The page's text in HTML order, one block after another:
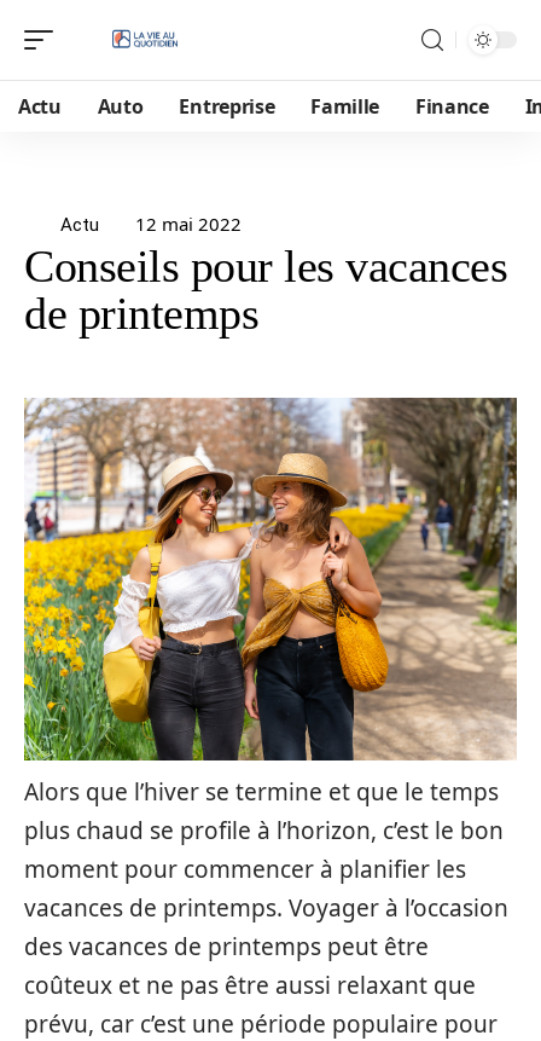
Actu Auto Entreprise Famille Finance
Actu 12 mai 2022
Conseils pour les vacances
de printemps
Alors que l’hiver se termine et que le temps
plus chaud se profile à l’horizon, c’est le bon
moment pour commencer à planifier les
vacances de printemps. Voyager à l’occasion
des vacances de printemps peut être
coûteux et ne pas être aussi relaxant que
prévu, car c’est une période populaire pour